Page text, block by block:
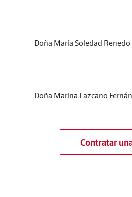
Doña María Soledad
Doña Marina Lazcano
Contratar